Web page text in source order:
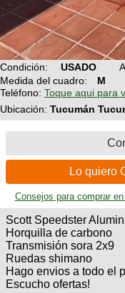
BMX
Ruta,
triatlon
De
todo
Retro
Fotos
del
DÍA
Fotos
mas
COMPRO
CANJE
Mi
Reputación
Mis
Compras
Ventas
Técnica
Mecánica
Robadas
Noticias
Calendario
Operadores
de
cicloturismo
Relatos
de
viajes
de
Últimos
Buscar
Mis
Amigos
Actividad
de
Condición: USADO
Medida del cuadro:
M
Teléfono: Toque aqui para
Ubicación: Tucumán
Lo quiero
Consejos para comprar
Scott Speedster
Horquilla de carbono
Transmisión sora 2x9
Ruedas shimano
Hago envios a todo el
Escucho ofertas!